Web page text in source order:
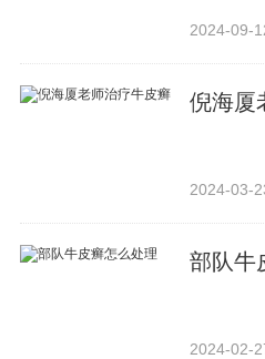
2024-09-
倪海厦
2024-03-
部队牛
2024-02-